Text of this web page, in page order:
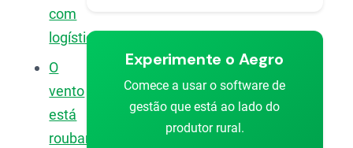
com
logística?
O
vento
está
roubando
Experimente o Aegro
Comece a usar o software de
gestão que está ao lado do
produtor rural.